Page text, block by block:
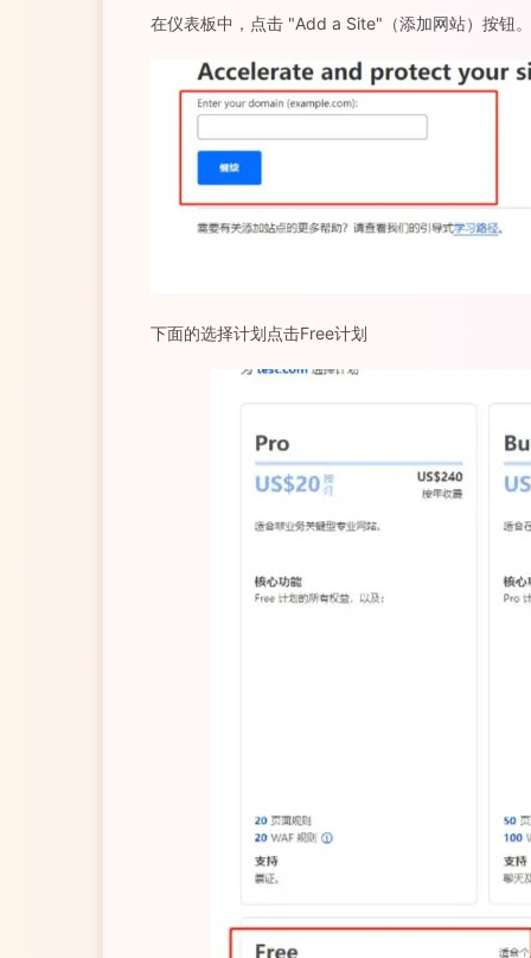
在仪表板中，点击 "Add a Site"（添加网站）按钮。
下面的选择计划点击Free计划